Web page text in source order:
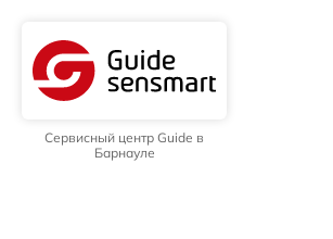
Сервисный центр Guide в
Барнауле